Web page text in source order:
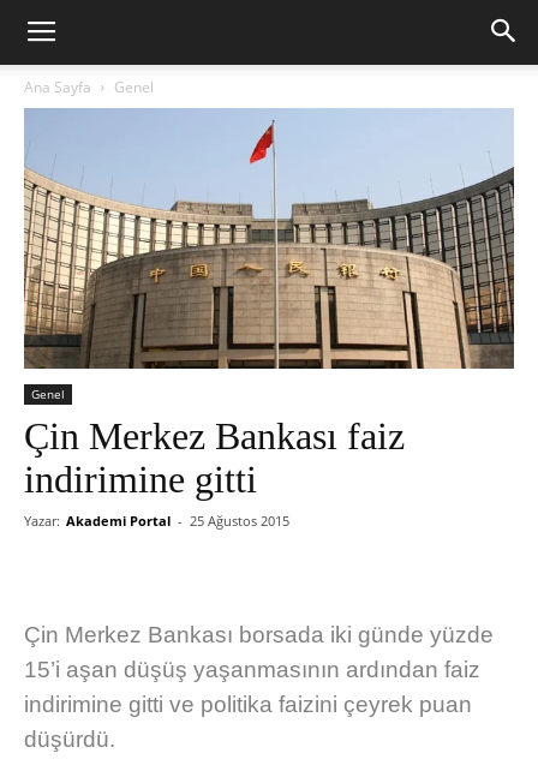
Ana Sayfa Genel
Genel
Çin Merkez Bankası faiz
indirimine gitti
Yazar: Akademi Portal - 25 Ağustos 2015
Çin Merkez Bankası borsada iki günde yüzde
15’i aşan düşüş yaşanmasının ardından faiz
indirimine gitti ve politika faizini çeyrek puan
düşürdü.